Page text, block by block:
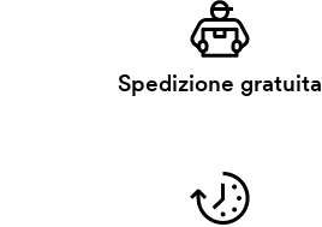
Spedizione gratuita